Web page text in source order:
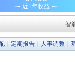
智
定期报告 人事调整